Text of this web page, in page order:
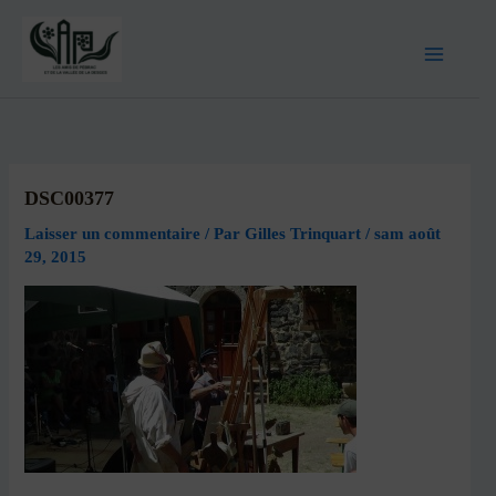
DSC00377
Laisser un commentaire / Par Gilles Trinquart/sam août
29, 2015